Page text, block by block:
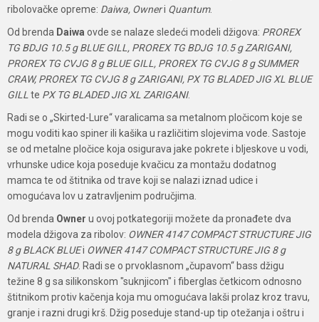
ribolovačke opreme: Daiwa, Owneri Quantum.
Od brenda Daiwa ovde se nalaze sledeći modeli džigova: PROREX
TG BDJG 10.5 g BLUE GILL, PROREX TG BDJG 10.5 g ZARIGANI,
PROREX TG CVJG 8 g BLUE GILL, PROREX TG CVJG 8 g SUMMER
CRAW, PROREX TG CVJG 8 g ZARIGANI, PX TG BLADED JIG XL BLUE
GILL te PX TG BLADED JIG XL ZARIGANI.
Radi se o „Skirted-Lure“ varalicama sa metalnom pločicom koje se
mogu voditi kao spiner ili kašika u različitim slojevima vode. Sastoje
se od metalne pločice koja osigurava jake pokrete i bljeskove u vodi,
vrhunske udice koja poseduje kvačicu za montažu dodatnog
mamca te od štitnika od trave koji se nalazi iznad udice i
omogućava lov u zatravljenim područjima.
Od brenda Owner u ovoj potkategoriji možete da pronađete dva
modela džigova za ribolov: OWNER 4147 COMPACT STRUCTURE JIG
8 g BLACK BLUEi OWNER 4147 COMPACT STRUCTURE JIG 8 g
NATURAL SHAD. Radi se o prvoklasnom „čupavom“ bass džigu
težine 8 g sa silikonskom "suknjicom" i fiberglas četkicom odnosno
štitnikom protiv kačenja koja mu omogućava lakši prolaz kroz travu,
granje i razni drugi krš. Džig poseduje stand-up tip otežanja i oštru i